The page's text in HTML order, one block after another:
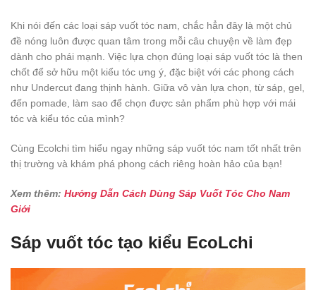
Khi nói đến các loại sáp vuốt tóc nam, chắc hẳn đây là một chủ
đề nóng luôn được quan tâm trong mỗi câu chuyện về làm đẹp
dành cho phái mạnh. Việc lựa chọn đúng loại sáp vuốt tóc là then
chốt để sở hữu một kiểu tóc ưng ý, đặc biệt với các phong cách
như Undercut đang thịnh hành. Giữa vô vàn lựa chọn, từ sáp, gel,
đến pomade, làm sao để chọn được sản phẩm phù hợp với mái
tóc và kiểu tóc của mình?
Cùng Ecolchi tìm hiểu ngay những sáp vuốt tóc nam tốt nhất trên
thị trường và khám phá phong cách riêng hoàn hảo của bạn!
Xem thêm: Hướng Dẫn Cách Dùng Sáp Vuốt Tóc Cho Nam
Giới
Sáp vuốt tóc tạo kiểu EcoLchi